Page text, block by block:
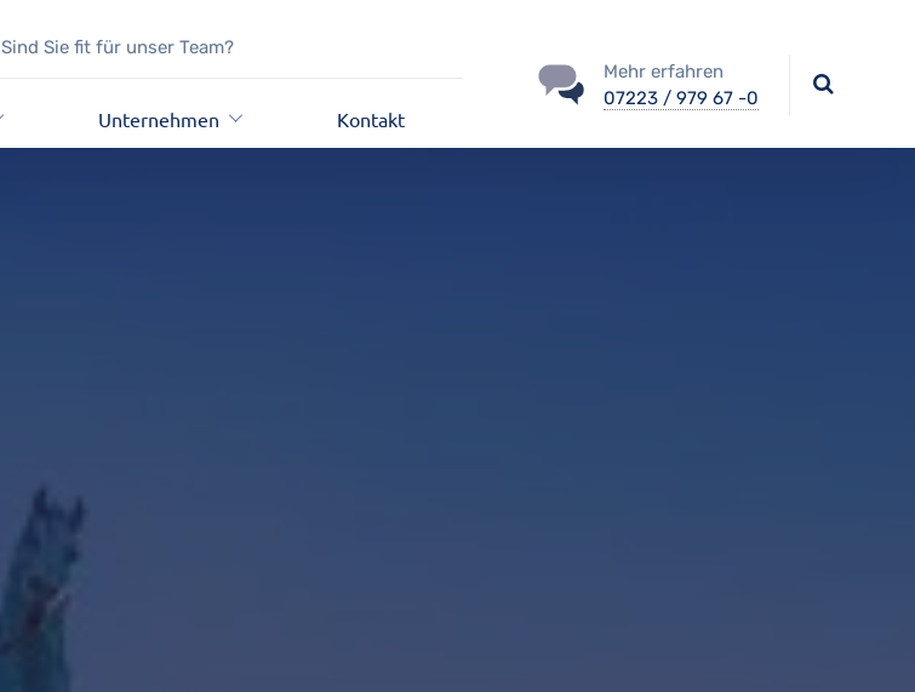
Sind Sie fit für unser Team?
Unternehmen Kontakt
Mehr erfahren
07223 / 979 67 -0